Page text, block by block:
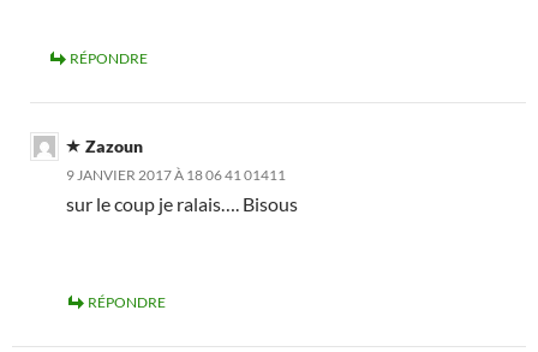
RÉPONDRE
Zazoun
9 JANVIER 2017 À 18 06 41 01411
sur le coup je ralais…. Bisous
RÉPONDRE